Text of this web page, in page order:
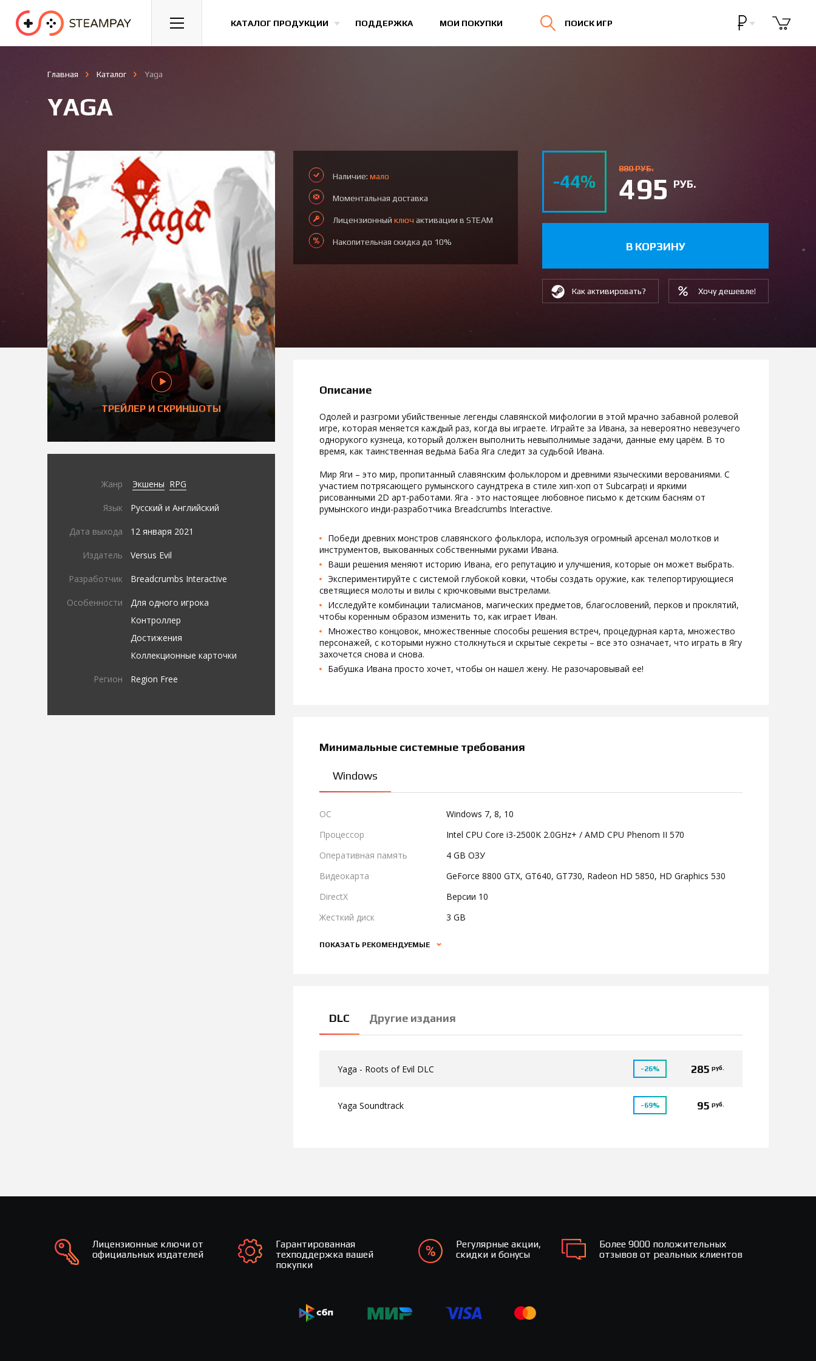
КАТАЛОГ ПРОДУКЦИИ ПОДДЕРЖКА МОИ ПОКУПКИ ПОИСК ИГР
Спорт Гонки Казуальные Все игры
Главная Каталог Yaga
YAGA
ТРЕЙЛЕР И СКРИНШОТЫ
Жанр Экшены RPG
Язык Русский и Английский
Дата выхода 12 января 2021
Издатель Versus Evil
Разработчик Breadcrumbs Interactive
Особенности
Для одного игрока
Контроллер
Достижения
Коллекционные карточки
Регион Region Free
Наличие: мало
Моментальная доставка
Лицензионный ключ активации в STEAM
Накопительная скидка до 10%
-44%
880 РУБ.
495РУБ.
В КОРЗИНУ
Как активировать? Хочу дешевле!
Описание
Одолей и разгроми убийственные легенды славянской мифологии в этой мрачно забавной ролевой
игре, которая меняется каждый раз, когда вы играете. Играйте за Ивана, за невероятно невезучего
однорукого кузнеца, который должен выполнить невыполнимые задачи, данные ему царём. В то
время, как таинственная ведьма Баба Яга следит за судьбой Ивана.
Мир Яги – это мир, пропитанный славянским фольклором и древними языческими верованиями. С
участием потрясающего румынского саундтрека в стиле хип-хоп от Subcarpați и яркими
рисованными 2D арт-работами. Яга - это настоящее любовное письмо к детским басням от
румынского инди-разработчика Breadcrumbs Interactive.
Победи древних монстров славянского фольклора, используя огромный арсенал молотков и
инструментов, выкованных собственными руками Ивана.
Ваши решения меняют историю Ивана, его репутацию и улучшения, которые он может выбрать.
Экспериментируйте с системой глубокой ковки, чтобы создать оружие, как телепортирующиеся
светящиеся молоты и вилы с крючковыми выстрелами.
Исследуйте комбинации талисманов, магических предметов, благословений, перков и проклятий,
чтобы коренным образом изменить то, как играет Иван.
Множество концовок, множественные способы решения встреч, процедурная карта, множество
персонажей, с которыми нужно столкнуться и скрытые секреты – все это означает, что играть в Ягу
захочется снова и снова.
Бабушка Ивана просто хочет, чтобы он нашел жену. Не разочаровывай ее!
Минимальные системные требования
Windows
ОС
Windows 7, 8, 10
Процессор
Intel CPU Core i3-2500K 2.0GHz+ / AMD CPU Phenom II 570
Оперативная память
4 GB ОЗУ
Видеокарта
GeForce 8800 GTX, GT640, GT730, Radeon HD 5850, HD Graphics 530
DirectX
Версии 10
Жесткий диск
3 GB
ПОКАЗАТЬ РЕКОМЕНДУЕМЫЕ
DLC Другие издания
Yaga - Roots of Evil DLC -26% 285 руб.
Yaga Soundtrack -69% 95 руб.
Лицензионные ключи от
официальных издателей
Гарантированная
техподдержка вашей
покупки
Регулярные акции,
скидки и бонусы
Более 9000 положительных
отзывов от реальных клиентов